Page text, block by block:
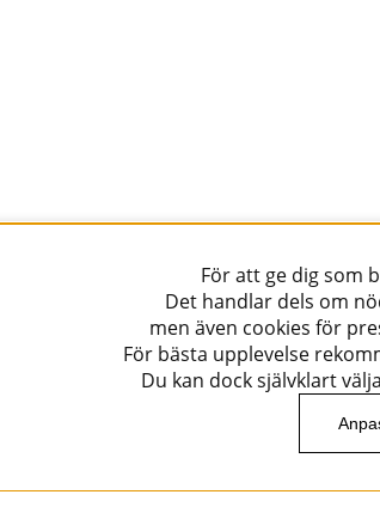
För att ge dig som
Det handlar dels om
men även cookies för
För bästa upplevelse
Du kan dock självklart